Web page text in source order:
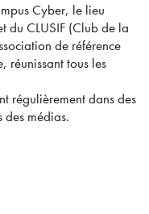
Cyber, le lieu
du CLUSIF (Club de la
de référence
réunissant tous les
régulièrement dans des
des médias.